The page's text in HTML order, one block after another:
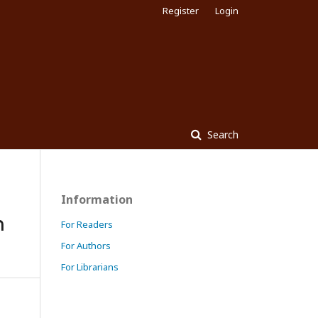
Search
Register Login
Information
For Readers
For Authors
For Librarians